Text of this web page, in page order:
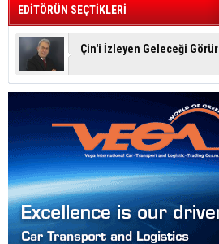
EDİTÖRÜN SEÇTİKLERİ
Çin'i İzleyen Geleceği Görür